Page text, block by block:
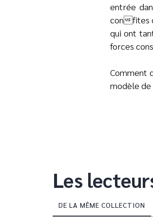
entrée
confites
qui ont
forces
Comment
modèle de
Les
DE LA MÊME COLLECTION